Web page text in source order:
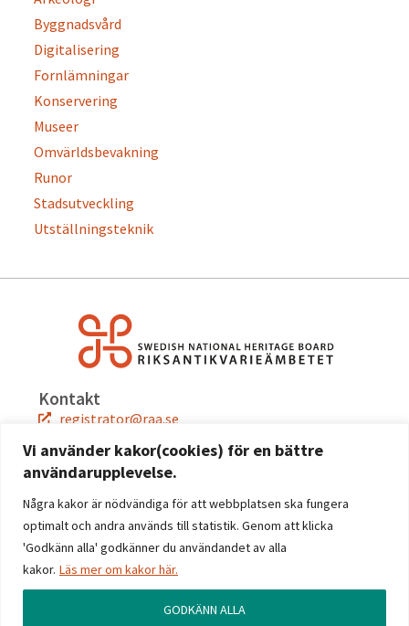
Vi använder kakor(cookies) för en bättre
användarupplevelse.
Några kakor är nödvändiga för att webbplatsen ska fungera
optimalt och andra används till statistik. Genom att klicka
'Godkänn alla' godkänner du användandet av alla
kakor. Läs mer om kakor här.
GODKÄNN ALLA
Byggnadsvård
Digitalisering
Fornlämningar
Konservering
Museer
Omvärldsbevakning
Runor
Stadsutveckling
Utställningsteknik
Kontakt
registrator@raa.se
Snabblänkar
Jobba hos oss
Press
Kontakta oss
Följ oss